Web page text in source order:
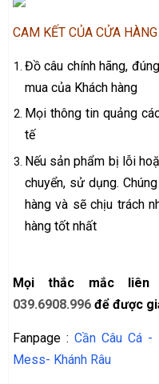
CAM KẾT CỦA CỬA
Đồ câu chính hãng,
mua của Khách hàng
Mọi thông tin quảng
tế
Nếu sản phẩm bị lỗi
chuyển, sử dụng.
hàng và sẽ chịu trách
hàng tốt nhất
Mọi thắc mắc
039.6908.996 để được
Fanpage : Cần Câu Cá -
Mess- Khánh Râu